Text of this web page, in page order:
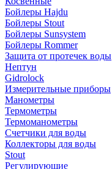
Бойлеры Hajdu
Бойлеры Stout
Бойлеры Sunsystem
Бойлеры Rommer
Защита от протечек воды
Нептун
Gidrolock
Измерительные приборы
Манометры
Термометры
Термоманометры
Счетчики для воды
Коллекторы для воды
Stout
Регулирующие